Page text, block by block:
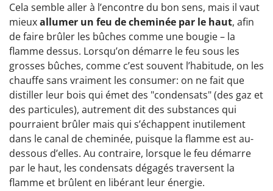
Cela semble aller à l’encontre du bon sens, mais il vaut
mieuxallumer un feu de cheminée par le haut, afin
de faire brûler les bûches comme une bougie – la
flamme dessus. Lorsqu’on démarre le feu sous les
grosses bûches, comme c’est souvent l’habitude, on les
chauffe sans vraiment les consumer: on ne fait que
distiller leur bois qui émet des "condensats" (des gaz et
des particules), autrement dit des substances qui
pourraient brûler mais qui s’échappent inutilement
dans le canal de cheminée, puisque la flamme est au-
dessous d’elles. Au contraire, lorsque le feu démarre
par le haut, les condensats dégagés traversent la
flamme et brûlent en libérant leur énergie.